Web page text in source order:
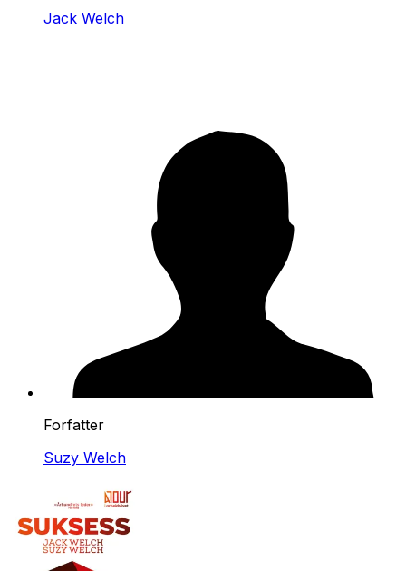
Jack Welch
Forfatter
Suzy Welch